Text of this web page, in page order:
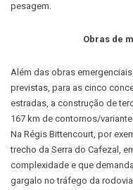
pesagem.
Obras de
Além das obras
previstas, para as cinco
estradas, a construção de
167 km de contornos/
Na Régis Bittencourt, por
trecho da Serra do Cafezal,
complexidade e que
gargalo no tráfego da